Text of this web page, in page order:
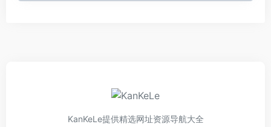
KanKeLe提供精选网址资源导航大全